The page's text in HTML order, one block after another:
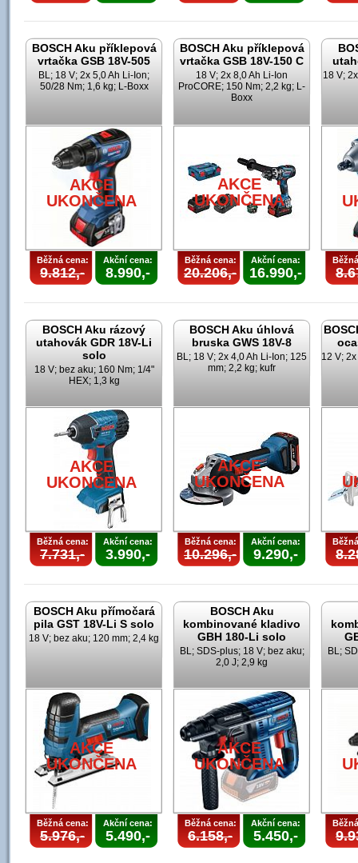
BOSCH Aku příklepová
vrtačka GSB 18V-505
BL; 18 V; 2x 5,0 Ah Li-Ion;
50/28 Nm; 1,6 kg; L-Boxx
AKCE
UKONČENA
Běžná cena:
9.812,-
Akční cena:
8.990,-
BOSCH Aku příklepová
vrtačka GSB 18V-150 C
18 V; 2x 8,0 Ah Li-Ion
ProCORE; 150 Nm; 2,2 kg; L-
Boxx
AKCE
UKONČENA
Běžná cena:
20.206,-
Akční cena:
16.990,-
18 V;
BOSCH Aku rázový
utahovák GDR 18V-Li
solo
18 V; bez aku; 160 Nm; 1/4"
HEX; 1,3 kg
AKCE
UKONČENA
Běžná cena:
7.731,-
Akční cena:
3.990,-
BOSCH Aku úhlová
bruska GWS 18V-8
BL; 18 V; 2x 4,0 Ah Li-Ion; 125
mm; 2,2 kg; kufr
AKCE
UKONČENA
Běžná cena:
10.296,-
Akční cena:
9.290,-
12 V;
BOSCH Aku přímočará
pila GST 18V-Li S solo
18 V; bez aku; 120 mm; 2,4 kg
AKCE
UKONČENA
Běžná cena:
5.976,-
Akční cena:
5.490,-
BOSCH Aku
kombinované kladivo
GBH 180-Li solo
BL; SDS-plus; 18 V; bez aku;
2,0 J; 2,9 kg
AKCE
UKONČENA
Běžná cena:
6.158,-
Akční cena:
5.450,-
BL;